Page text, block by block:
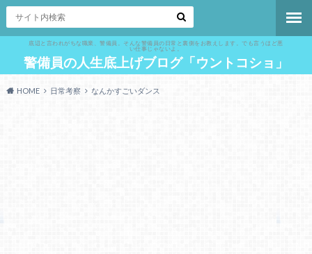
底辺と言われがちな職業、警備員。そんな警備員の日常と裏側をお教えします。でも言うほど悪
い仕事じゃないよ。
警備員の人生底上げブログ「ウントコショ」
HOME 日常考察 なんかすごいダンス